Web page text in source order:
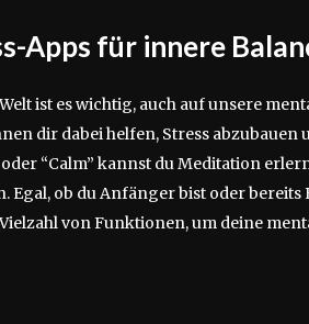
Apps für innere
ist es wichtig, auch auf unsere
dir dabei helfen, Stress abzubauen
oder “Calm” kannst du Meditation
Egal, ob du Anfänger bist oder
von Funktionen, um deine